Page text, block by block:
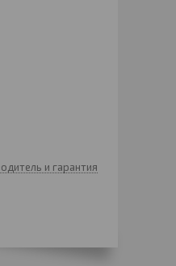
и гарантия